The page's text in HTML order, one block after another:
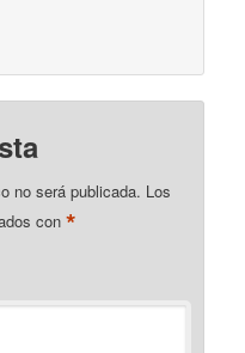
no será publicada. Los
con*